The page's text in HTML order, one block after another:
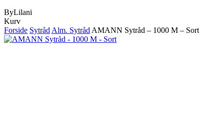
ByLilani
KurvClose
Cart
Forside Sytråd Alm. Sytråd AMANN Sytråd – 1000 M – Sort